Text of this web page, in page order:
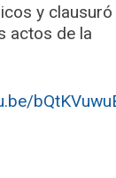
y clausuró
actos de la